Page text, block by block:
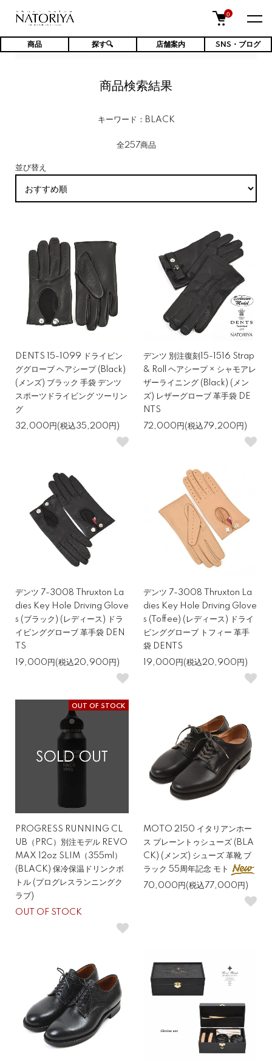
0
商品 探す🔍 店舗案内 SNS・ブログ
TOP 商品検索結果
商品検索結果
キーワード：BLACK
全257商品
並び替え
DENTS 15-1099 ドライビン
ググローブ ヘアシープ (Black)
(メンズ) ブラック 手袋 デンツ
スポーツドライビング ツーリン
グ
32,000円(税込35,200円)
デンツ 別注復刻15-1516 Strap
& Roll ヘアシープ × シャモアレ
ザーライニング (Black) (メン
ズ) レザーグローブ 革手袋 DE
NTS
72,000円(税込79,200円)
デンツ 7-3008 Thruxton La
dies Key Hole Driving Glove
s (ブラック) (レディース) ドラ
イビンググローブ 革手袋 DEN
TS
19,000円(税込20,900円)
デンツ 7-3008 Thruxton La
dies Key Hole Driving Glove
s (Toffee) (レディース) ドライ
ビンググローブ トフィー 革手
袋 DENTS
19,000円(税込20,900円)
OUT OF STOCK
PROGRESS RUNNING CL
UB（PRC）別注モデル REVO
MAX 12oz SLIM（355ml）
(BLACK) 保冷保温ドリンクボ
トル (プログレスランニングク
ラブ)
OUT OF STOCK
MOTO 2150 イタリアンホー
ス プレーントゥシューズ (BLA
CK) (メンズ) シューズ 革靴 ブ
ラック 55周年記念 モト
70,000円(税込77,000円)